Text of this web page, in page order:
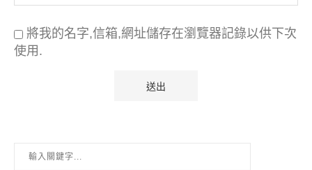
將我的名字,信箱,網址儲存在瀏覽器記錄以供下次
使用.